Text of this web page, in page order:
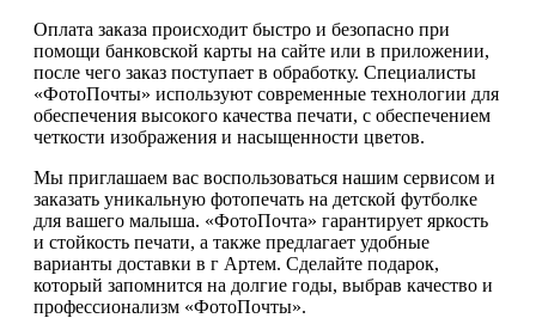
Оплата заказа происходит быстро и безопасно при
помощи банковской карты на сайте или в приложении,
после чего заказ поступает в обработку. Специалисты
«ФотоПочты» используют современные технологии для
обеспечения высокого качества печати, с обеспечением
четкости изображения и насыщенности цветов.
Мы приглашаем вас воспользоваться нашим сервисом и
заказать уникальную фотопечать на детской футболке
для вашего малыша. «ФотоПочта» гарантирует яркость
и стойкость печати, а также предлагает удобные
варианты доставки в г Артем. Сделайте подарок,
который запомнится на долгие годы, выбрав качество и
профессионализм «ФотоПочты».